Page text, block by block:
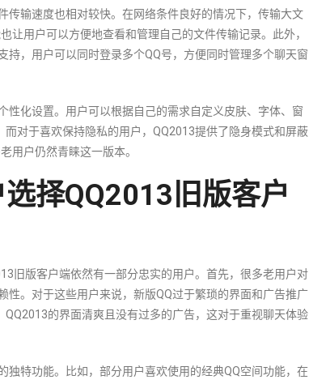
传输速度也相对较快。在网络条件良好的情况下，传输大文
让用户可以方便地查看和管理自己的文件传输记录。此外，
持，用户可以同时登录多个QQ号，方便同时管理多个聊天窗
性化设置。用户可以根据自己的需求自定义皮肤、字体、窗
对于喜欢保持隐私的用户，QQ2013提供了隐身模式和屏蔽
用户仍然青睐这一版本。
择QQ2013旧版客户
旧版客户端依然有一部分忠实的用户。首先，很多老用户对
性。对于这些用户来说，新版QQ过于繁琐的界面和广告推广
的界面清爽且没有过多的广告，这对于重视聊天体验
独特功能。比如，部分用户喜欢使用的经典QQ空间功能，在